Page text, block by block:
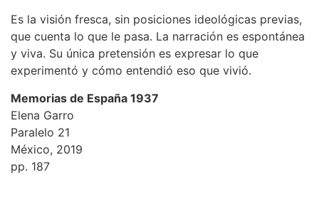
Es la visión fresca, sin posiciones ideológicas previas,
que cuenta lo que le pasa. La narración es espontánea
y viva. Su única pretensión es expresar lo que
experimentó y cómo entendió eso que vivió.
Memorias de España 1937
Elena Garro
Paralelo 21
México, 2019
pp. 187